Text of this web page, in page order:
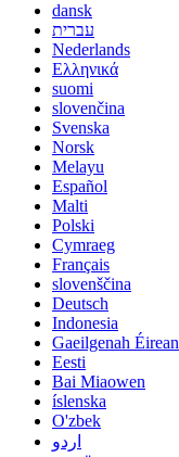
dansk
עברית
Nederlands
Ελληνικά
suomi
slovenčina
Svenska
Norsk
Melayu
Español
Malti
Polski
Cymraeg
Français
slovenščina
Deutsch
Indonesia
Gaeilgenah
Eesti
Bai Miaowen
íslenska
O'zbek
اردو